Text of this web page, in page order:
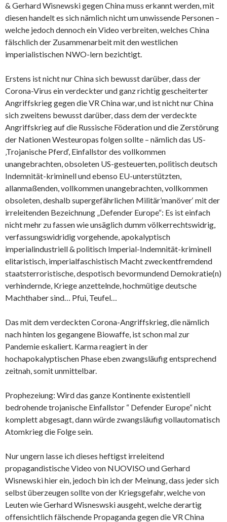
& Gerhard Wisnewski gegen China muss erkannt werden, mit
diesen handelt es sich nämlich nicht um unwissende Personen –
welche jedoch dennoch ein Video verbreiten, welches China
fälschlich der Zusammenarbeit mit den westlichen
imperialistischen NWO-lern bezichtigt.
Erstens ist nicht nur China sich bewusst darüber, dass der
Corona-Virus ein verdeckter und ganz richtig gescheiterter
Angriffskrieg gegen die VR China war, und ist nicht nur China
sich zweitens bewusst darüber, dass dem der verdeckte
Angriffskrieg auf die Russische Föderation und die Zerstörung
der Nationen Westeuropas folgen sollte – nämlich das US-
‚Trojanische Pferd‘, Einfallstor des vollkommen
unangebrachten, obsoleten US-gesteuerten, politisch deutsch
Indemnität-kriminell und ebenso EU-unterstützten,
allanmaßenden, vollkommen unangebrachten, vollkommen
obsoleten, deshalb supergefährlichen Militär’manöver‘ mit der
irreleitenden Bezeichnung „Defender Europe“: Es ist einfach
nicht mehr zu fassen wie unsäglich dumm völkerrechtswidrig,
verfassungswidridig vorgehende, apokalyptisch
imperialindustriell & politisch Imperial-Indemnität-kriminell
elitaristisch, imperialfaschistisch Macht zweckentfremdend
staatsterroristische, despotisch bevormundend Demokratie(n)
verhindernde, Kriege anzettelnde, hochmütige deutsche
Machthaber sind… Pfui, Teufel…
Das mit dem verdeckten Corona-Angriffskrieg, die nämlich
nach hinten los gegangene Biowaffe, ist schon mal zur
Pandemie eskaliert. Karma reagiert in der
hochapokalyptischen Phase eben zwangsläufig entsprechend
zeitnah, somit unmittelbar.
Prophezeiung: Wird das ganze Kontinente existentiell
bedrohende trojanische Einfallstor “ Defender Europe“ nicht
komplett abgesagt, dann würde zwangsläufig vollautomatisch
Atomkrieg die Folge sein.
Nur ungern lasse ich dieses heftigst irreleitend
propagandistische Video von NUOVISO und Gerhard
Wisnewski hier ein, jedoch bin ich der Meinung, dass jeder sich
selbst überzeugen sollte von der Kriegsgefahr, welche von
Leuten wie Gerhard Wisneswski ausgeht, welche derartig
offensichtlich fälschende Propaganda gegen die VR China